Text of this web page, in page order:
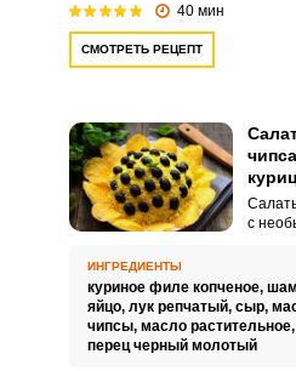
40 мин
СМОТРЕТЬ РЕЦЕПТ
с
ИНГРЕДИЕНТЫ
куриное филе копченое,
яйцо, лук репчатый, сыр,
чипсы, масло растительное,
перец черный молотый